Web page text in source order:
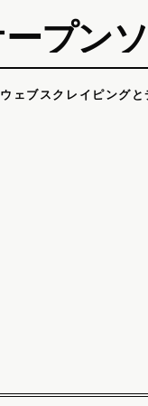
プン
ウェブスクレイピングと